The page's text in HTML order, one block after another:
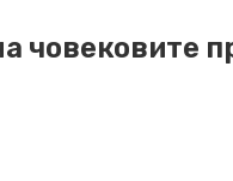
човековите